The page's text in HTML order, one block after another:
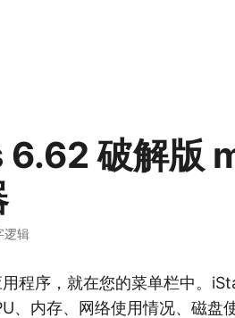
破解版
逻辑
程序，就在您的菜单栏中。
、内存、网络使用情况、磁盘